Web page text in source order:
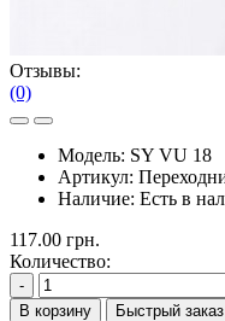
Отзывы:
(0)
Модель: SY VU 18
Артикул:
Наличие: Есть в
117.00 грн.
Количество:
-
В корзину
Быстрый заказ